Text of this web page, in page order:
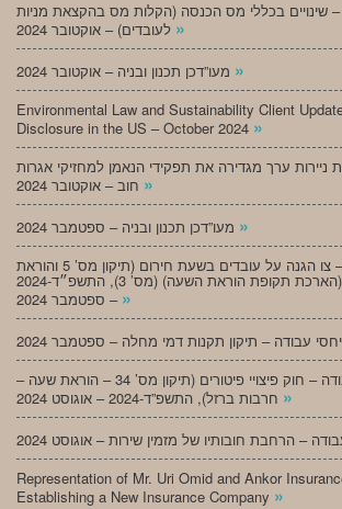
– שינויים בכללי מס הכנסה (הקלות מס בהקצאת מניות
»
»
Environmental Law and Sustainability Client
Disclosure in the US – October 2024 »
ניירות ערך מגדירה את תפקידי הנאמן למחזיקי אגרות
»
»
מעו”דכן יחסי עבודה – צו הגנה על עובדים בשעת חירום (תיקון מס’ 5 והוראת
שעה – חרבות ברזל) (הארכת תקופת הוראת השעה) (מס’ 3), התשפ״ד-2024
– ספטמבר 2024 »
מעו”דכן יחסי עבודה – חוק פיצויי פיטורים (תיקון מס’ 34 – הוראת שעה –
»
Representation of Mr. Uri Omid and Ankor
Establishing a New Insurance Company »